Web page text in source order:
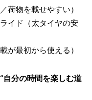
荷物を載せやすい）
イド（太タイヤの安
が最初から使える）
自分の時間を楽しむ道